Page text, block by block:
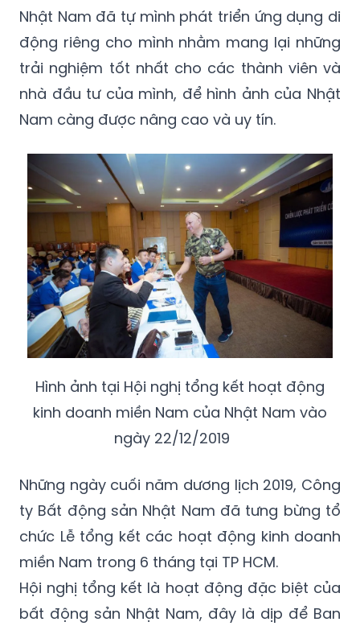
Nhật Nam đã tự mình phát triển ứng dụng di
động riêng cho mình nhằm mang lại những
trải nghiệm tốt nhất cho các thành viên và
nhà đầu tư của mình, để hình ảnh của Nhật
Nam càng được nâng cao và uy tín.
Hình ảnh tại Hội nghị tổng kết hoạt động
kinh doanh miền Nam của Nhật Nam vào
ngày 22/12/2019
Những ngày cuối năm dương lịch 2019, Công
ty Bất động sản Nhật Nam đã tưng bừng tổ
chức Lễ tổng kết các hoạt động kinh doanh
miền Nam trong 6 tháng tại TP HCM.
Hội nghị tổng kết là hoạt động đặc biệt của
bất động sản Nhật Nam, đây là dịp để Ban